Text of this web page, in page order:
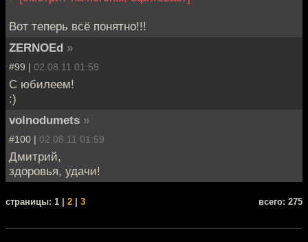
Вот теперь всё понятно!!!
ZERNOEd »
#99 | 02.08.11 01:59
С юбилеем!
:)
volnodumets »
#100 | 02.08.11 01:59
Дмитрий,
здоровья, удачи!
cтраницы: 1 | 2 | 3 всего: 275